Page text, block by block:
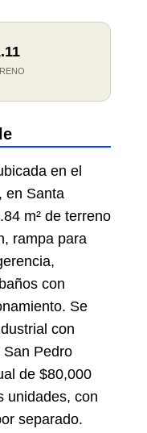
en el
en Santa
m² de terreno
rampa para
con
Se
con
Pedro
de $80,000
unidades, con
separado.